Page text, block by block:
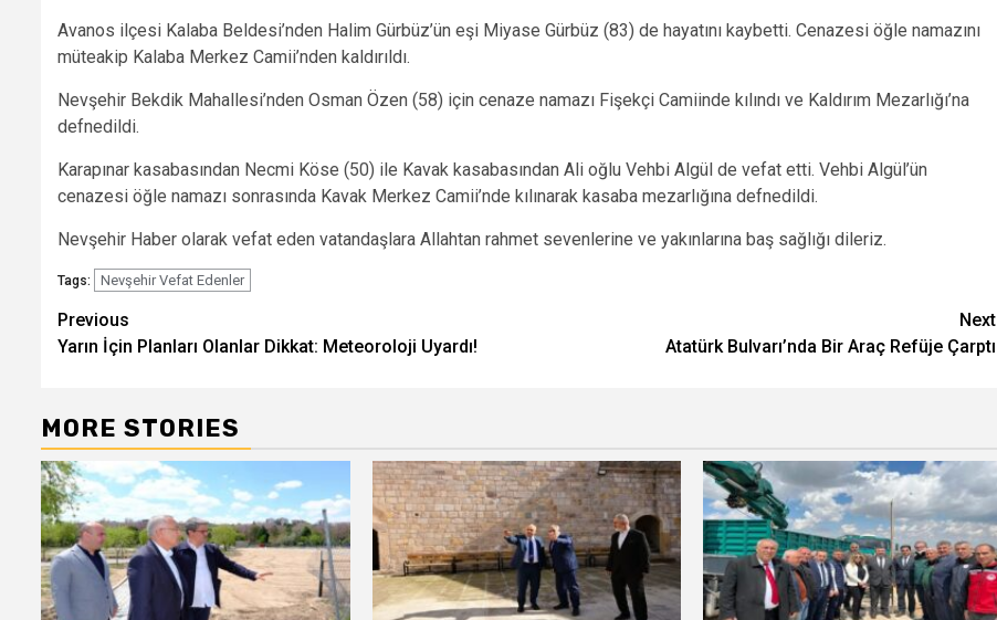
Avanos ilçesi Kalaba Beldesi’nden Halim Gürbüz’ün eşi Miyase Gürbüz (83) de hayatını kaybetti. Cenazesi öğle namazını
müteakip Kalaba Merkez Camii’nden kaldırıldı.
Nevşehir Bekdik Mahallesi’nden Osman Özen (58) için cenaze namazı Fişekçi Camiinde kılındı ve Kaldırım Mezarlığı’na
defnedildi.
Karapınar kasabasından Necmi Köse (50) ile Kavak kasabasından Ali oğlu Vehbi Algül de vefat etti. Vehbi Algül’ün
cenazesi öğle namazı sonrasında Kavak Merkez Camii’nde kılınarak kasaba mezarlığına defnedildi.
Nevşehir Haber olarak vefat eden vatandaşlara Allahtan rahmet sevenlerine ve yakınlarına baş sağlığı dileriz.
Tags: Nevşehir Vefat Edenler
Post
navigation
Previous
Yarın İçin Planları Olanlar Dikkat: Meteoroloji Uyardı!
Next
Atatürk Bulvarı’nda Bir Araç Refüje Çarptı
MORE STORIES